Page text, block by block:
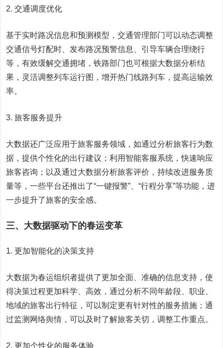
2. 交通调度优化
基于实时路况信息和预测模型，交通管理部门可以动态调整
交通信号灯配时、发布路况预警信息、引导车辆合理绕行
等，有效缓解交通拥堵，铁路部门也可根据大数据分析结
果，灵活调整列车运行图，增开热门线路列车，提高运输效
率。
3. 旅客服务提升
大数据还广泛应用于旅客服务领域，如通过分析旅客行为数
据，提供个性化的出行建议；利用智能客服系统，快速响应
旅客咨询；以及通过大数据分析旅客评价，持续改进服务质
量等，一些平台还推出了“一键报警”、“行程分享”等功能，进
一步提升了旅客的安全感。
三、大数据驱动下的春运变革
1. 更加智能化的决策支持
大数据为春运组织者提供了更加全面、准确的信息支持，使
得决策过程更加科学、高效，通过分析不同年龄段、职业、
地域的旅客出行特征，可以制定更有针对性的服务措施；通
过监测网络舆情，可以及时了解旅客关切，调整工作重点。
2. 更加个性化的服务体验